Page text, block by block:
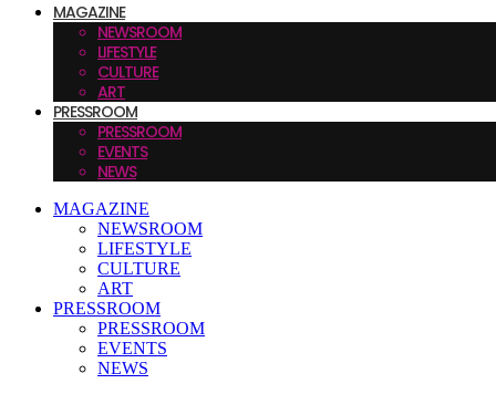
MAGAZINE
NEWSROOM
LIFESTYLE
CULTURE
ART
PRESSROOM
PRESSROOM
EVENTS
NEWS
MAGAZINE
NEWSROOM
LIFESTYLE
CULTURE
ART
PRESSROOM
PRESSROOM
EVENTS
NEWS